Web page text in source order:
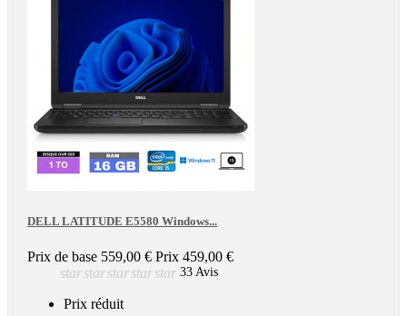
DELL LATITUDE E5580 Windows...
Prix de base 559,00 € Prix 459,00 €
starstarstarstarstar 33 Avis
Prix réduit